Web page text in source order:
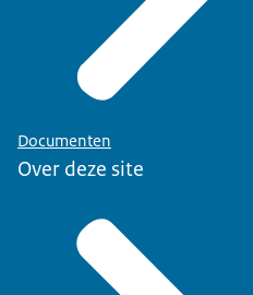
Documenten
Over deze site